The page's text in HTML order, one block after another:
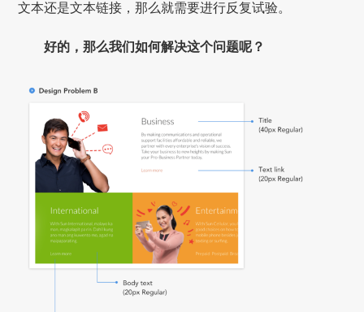
文本还是文本链接，那么就需要进行反复试验。
好的，那么我们如何解决这个问题呢？